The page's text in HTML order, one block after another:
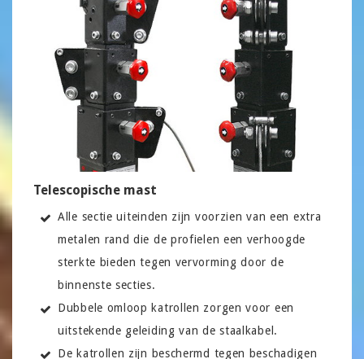
Telescopische mast
Alle sectie uiteinden zijn voorzien van een extra
metalen rand die de profielen een verhoogde
sterkte bieden tegen vervorming door de
binnenste secties.
Dubbele omloop katrollen zorgen voor een
uitstekende geleiding van de staalkabel.
De katrollen zijn beschermd tegen beschadigen